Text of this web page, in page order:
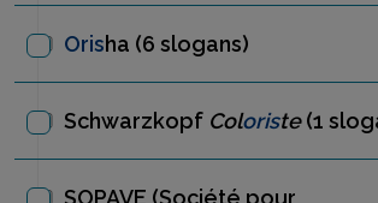
Orisha (6 slogans)
Schwarzkopf Coloriste(1
SOPAVE (Société pour